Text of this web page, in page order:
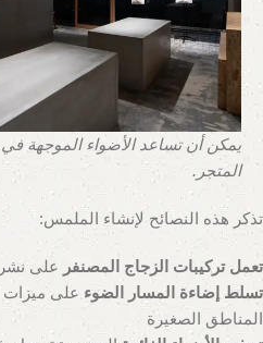
يمكن أن تساعد الأضواء الموجهة
المتجر.
تذكر هذه النصائح لإنشاء الملمس:
تعمل تركيبات الزجاج المصنفر على
تسلط إضاءة المسار الضوء على ميزات
المناطق الصغيرة